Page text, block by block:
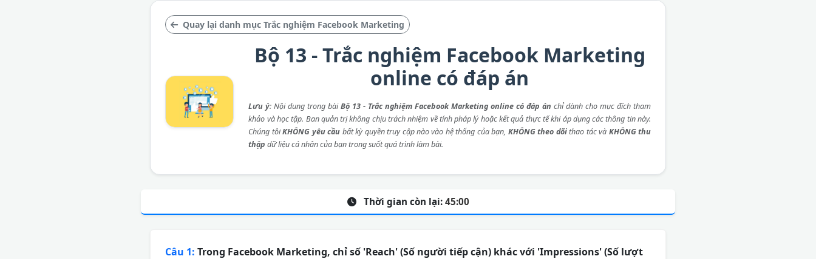
Quay lại danh mục Trắc nghiệm Facebook Marketing
Bộ 13 - Trắc nghiệm Facebook Marketing
online có đáp án
Lưu ý: Nội dung trong bàiBộ 13 - Trắc nghiệm Facebook Marketing online có đáp án chỉ dành cho mục đích tham
khảo và học tập. Ban quản trị không chịu trách nhiệm về tính pháp lý hoặc kết quả thực tế khi áp dụng các thông tin này.
Chúng tôiKHÔNG yêu cầu bất kỳ quyền truy cập nào vào hệ thống của bạn, KHÔNG theo dõithao tác và KHÔNG thu
thập dữ liệu cá nhân của bạn trong suốt quá trình làm bài.
Thời gian còn lại: 45:00
Câu 1: Trong Facebook Marketing, chỉ số 'Reach' (Số người tiếp cận) khác với 'Impressions' (Số lượt